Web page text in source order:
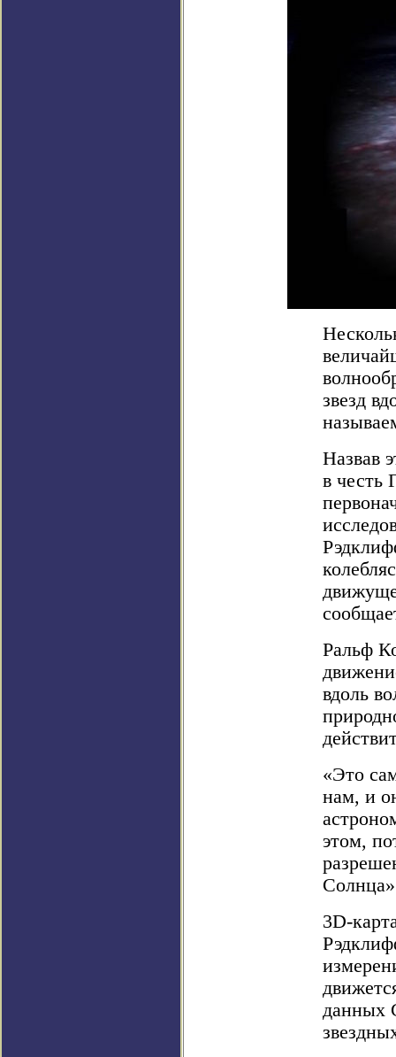
звезд
Назвав
в честь
Ральф
вдоль
«Это
нам, и
этом,
3D-
данных